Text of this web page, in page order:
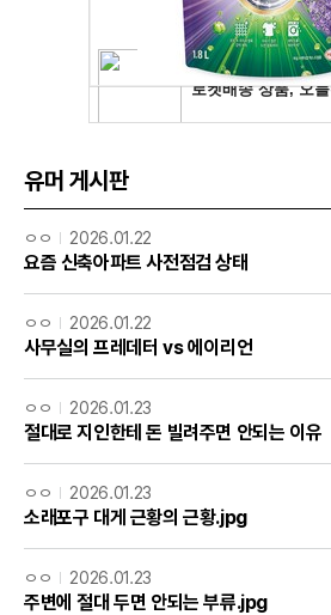
유머 게시판
ㅇㅇ 2026.01.22
요즘 신축아파트 사전점검 상태
ㅇㅇ 2026.01.22
사무실의 프레데터 vs 에이리언
ㅇㅇ 2026.01.23
절대로 지인한테 돈 빌려주면 안되는 이유
ㅇㅇ 2026.01.23
소래포구 대게 근황의 근황.jpg
ㅇㅇ 2026.01.23
주변에 절대 두면 안되는 부류.jpg